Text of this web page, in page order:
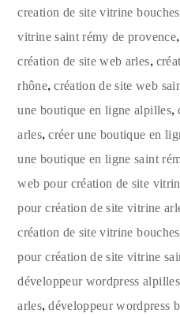
creation de site vitrine
vitrine saint rémy de provence,
création de site web arles,
rhône,création de site web
une boutique en ligne alpilles,
arles,créer une boutique en
une boutique en ligne saint
web pour création de site
pour création de site vitrine
création de site vitrine
pour création de site vitrine
développeur wordpress alpilles
arles,développeur wordpress